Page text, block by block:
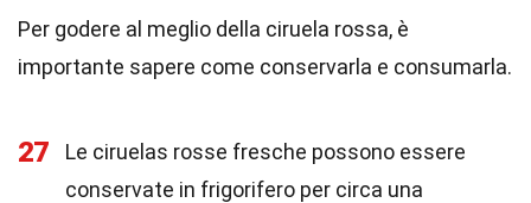
Per godere al meglio della ciruela rossa, è
importante sapere come conservarla e consumarla.
27
Le ciruelas rosse fresche possono essere
conservate in frigorifero per circa una